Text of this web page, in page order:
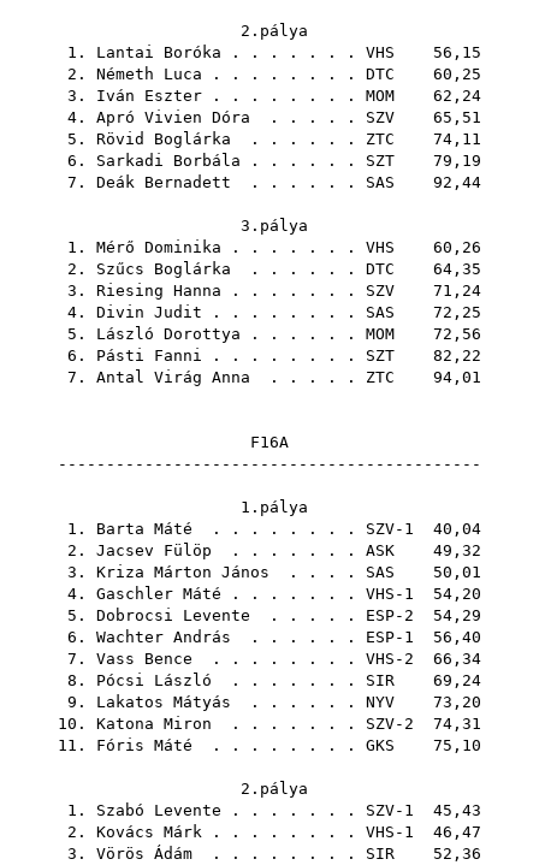
2.pálya
1. Lantai Boróka . . . . . . . VHS 56,15
2. Németh Luca . . . . . . . . DTC 60,25
3. Iván Eszter . . . . . . . . MOM 62,24
4. Apró Vivien Dóra . . . . . SZV 65,51
5. Rövid Boglárka . . . . . . ZTC 74,11
6. Sarkadi Borbála . . . . . . SZT 79,19
7. Deák Bernadett . . . . . . SAS 92,44
3.pálya
1. Mérő Dominika . . . . . . . VHS 60,26
2. Szűcs Boglárka . . . . . . DTC 64,35
3. Riesing Hanna . . . . . . . SZV 71,24
4. Divin Judit . . . . . . . . SAS 72,25
5. László Dorottya . . . . . . MOM 72,56
6. Pásti Fanni . . . . . . . . SZT 82,22
7. Antal Virág Anna . . . . . ZTC 94,01
F16A
--------------------------------------------
1.pálya
1. Barta Máté . . . . . . . . SZV-1 40,04
2. Jacsev Fülöp . . . . . . . ASK 49,32
3. Kriza Márton János . . . . SAS 50,01
4. Gaschler Máté . . . . . . . VHS-1 54,20
5. Dobrocsi Levente . . . . . ESP-2 54,29
6. Wachter András . . . . . . ESP-1 56,40
7. Vass Bence . . . . . . . . VHS-2 66,34
8. Pócsi László . . . . . . . SIR 69,24
9. Lakatos Mátyás . . . . . . NYV 73,20
10. Katona Miron . . . . . . . SZV-2 74,31
11. Fóris Máté . . . . . . . . GKS 75,10
2.pálya
1. Szabó Levente . . . . . . . SZV-1 45,43
2. Kovács Márk . . . . . . . . VHS-1 46,47
3. Vörös Ádám . . . . . . . . SIR 52,36